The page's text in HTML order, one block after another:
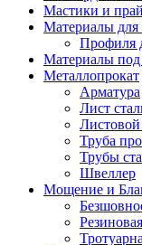
Мастики и
Материалы для
Профиля
Материалы под
Металлопрокат
Арматура
Лист
Листовой
Труба
Трубы
Швеллер
Мощение и